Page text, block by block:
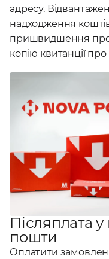
адресу.
надходження
пришвидшення
копію квитанції про
Післяплата у
пошти
Оплатити